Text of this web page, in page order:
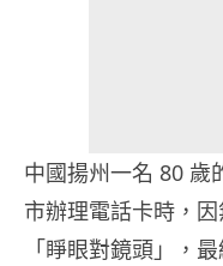
中國揚州一名 80 歲
市辦理電話卡時，
「睜眼對鏡頭」，